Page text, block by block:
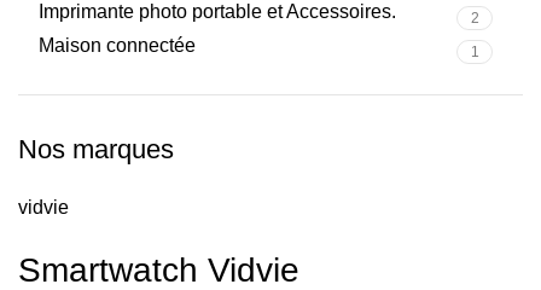
Imprimante photo portable et Accessoires. 2
Maison connectée 1
Nos marques
vidvie
Smartwatch Vidvie